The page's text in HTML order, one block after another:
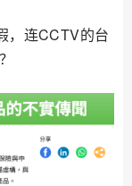
，连CCTV的台